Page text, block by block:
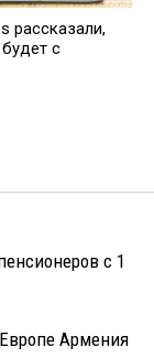
рассказали,
с
с 1
Армения